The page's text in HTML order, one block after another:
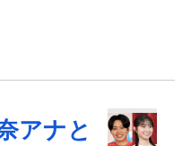
アナと